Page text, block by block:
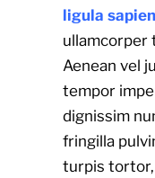
ligula
ullamcorper
Aenean vel
tempor
dignissim
fringilla
turpis